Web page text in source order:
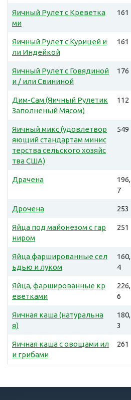
Яичный Рулет с Креветка
ми
161
Яичный Рулет с Курицей и
ли Индейкой
161
Яичный Рулет с Говядиной
и / или Свининой
176
Дим-Сам (Яичный Рулетик
Заполненый Мясом)
112
Яичный микс (удовлетвор
яющий стандартам минис
терства сельского хозяйс
тва США)
549
Драчена
196,
7
Дрочена 253
Яйца под майонезом с гар
ниром
251
Яйца фаршированные сел
ьдью и луком
160,
4
Яйца, фаршированные кр
еветками
226,
6
Яичная каша (натуральна
я)
180,
3
Яичная каша с овощами ил
и грибами
261